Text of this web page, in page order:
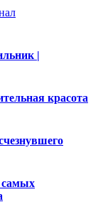
|
красота
самых